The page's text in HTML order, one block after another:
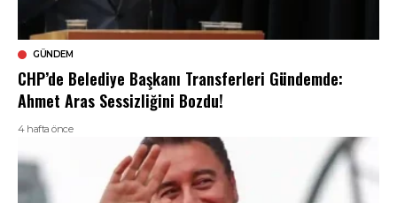
GÜNDEM
CHP’de Belediye Başkanı Transferleri Gündemde:
Ahmet Aras Sessizliğini Bozdu!
4 hafta önce